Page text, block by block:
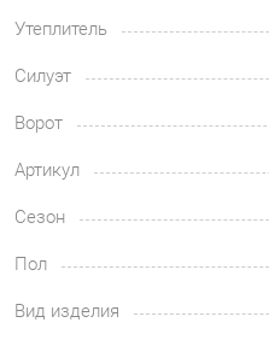
Утеплитель
Силуэт
Ворот
Артикул
Сезон
Пол
Вид изделия